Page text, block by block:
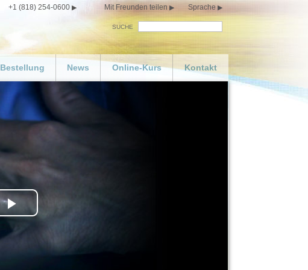
+1 (818) 254-0600 Mit Freunden teilen Sprache
SUCHE
Bestellung
Weg zum Glücklichsein
Materialien bestellen
News Online-Kurs Kontakt
Play
Video